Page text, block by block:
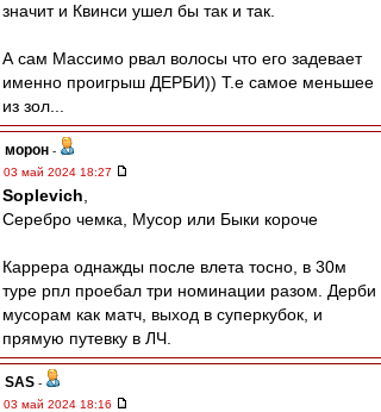
значит и Квинси ушел бы так и так.
А сам Массимо рвал волосы что его задевает
именно проигрыш ДЕРБИ)) Т.е самое меньшее
из зол...
морон -
03 май 2024 18:27
Soplevich
Серебро чемка, Мусор или Быки короче
Каррера однажды после влета тосно, в 30м
туре рпл проебал три номинации разом. Дерби
мусорам как матч, выход в суперкубок, и
прямую путевку в ЛЧ.
SAS -
03 май 2024 18:16